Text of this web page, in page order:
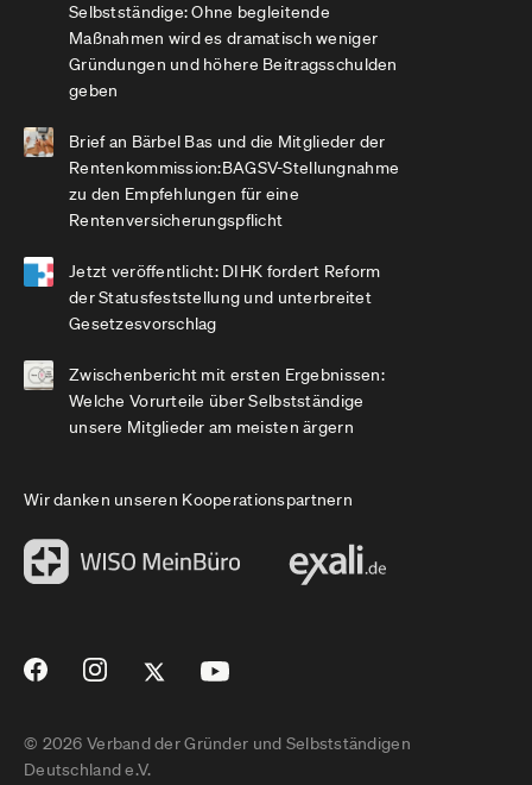
Selbstständige: Ohne begleitende
Maßnahmen wird es dramatisch weniger
Gründungen und höhere Beitragsschulden
geben
Brief an Bärbel Bas und die Mitglieder der
Rentenkommission:BAGSV-Stellungnahme
zu den Empfehlungen für eine
Rentenversicherungspflicht
Jetzt veröffentlicht: DIHK fordert Reform
der Statusfeststellung und unterbreitet
Gesetzesvorschlag
Zwischenbericht mit ersten Ergebnissen:
Welche Vorurteile über Selbstständige
unsere Mitglieder am meisten ärgern
Wir danken unseren Kooperationspartnern
© 2026 Verband der Gründer und Selbstständigen
Deutschland e.V.